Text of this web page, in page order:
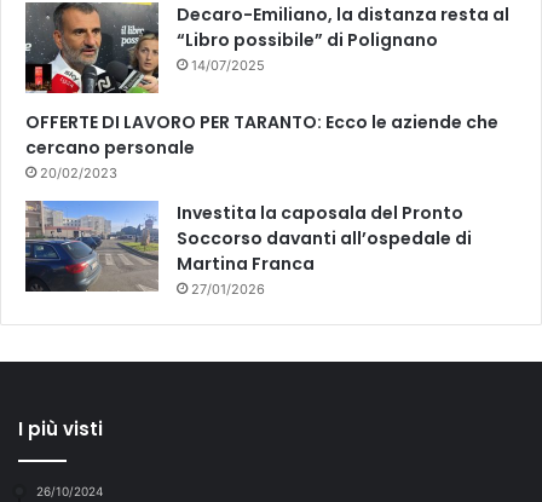
Decaro-Emiliano, la distanza resta al
“Libro possibile” di Polignano
14/07/2025
OFFERTE DI LAVORO PER TARANTO: Ecco le aziende che
cercano personale
20/02/2023
Investita la caposala del Pronto
Soccorso davanti all’ospedale di
Martina Franca
27/01/2026
I più visti
26/10/2024